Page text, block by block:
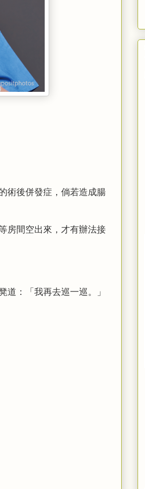
術後併發症，倘若造成腸
房間空出來，才有辦法接
道：「我再去巡一巡。」